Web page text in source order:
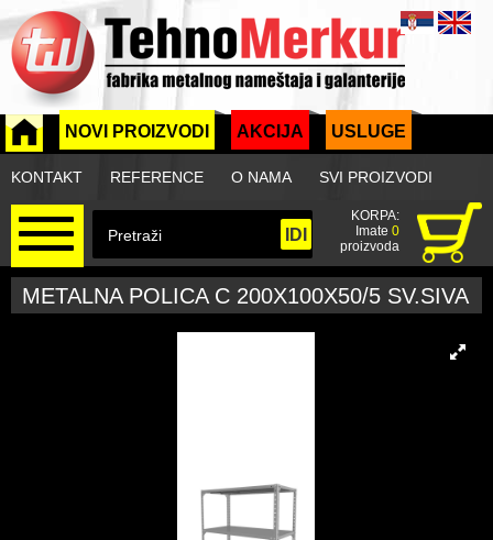
NOVI PROIZVODI AKCIJA USLUGE
KONTAKT REFERENCE O NAMA SVI PROIZVODI
KORPA:
Imate 0
proizvoda
METALNA POLICA C 200X100X50/5 SV.SIVA